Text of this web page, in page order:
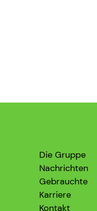
Die Gruppe
Nachrichten
Gebrauchte
Karriere
Kontakt